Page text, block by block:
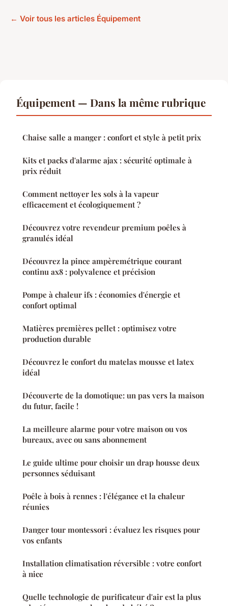
← Voir tous les articles Équipement
Équipement — Dans la même rubrique
Chaise salle a manger : confort et style à petit prix
Kits et packs d'alarme ajax : sécurité optimale à
prix réduit
Comment nettoyer les sols à la vapeur
efficacement et écologiquement ?
Découvrez votre revendeur premium poêles à
granulés idéal
Découvrez la pince ampèremétrique courant
continu ax8 : polyvalence et précision
Pompe à chaleur ifs : économies d'énergie et
confort optimal
Matières premières pellet : optimisez votre
production durable
Découvrez le confort du matelas mousse et latex
idéal
Découverte de la domotique: un pas vers la maison
du futur, facile !
La meilleure alarme pour votre maison ou vos
bureaux, avec ou sans abonnement
Le guide ultime pour choisir un drap housse deux
personnes séduisant
Poêle à bois à rennes : l'élégance et la chaleur
réunies
Danger tour montessori : évaluez les risques pour
vos enfants
Installation climatisation réversible : votre confort
à nice
Quelle technologie de purificateur d'air est la plus